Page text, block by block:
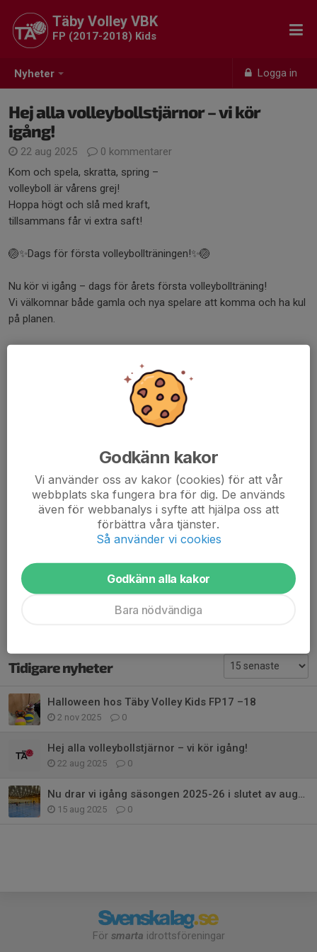
Nyheter Logga in
Täby Volley VBK
FP (2017-2018) Kids
Hej alla volleybollstjärnor – vi kör
igång!
22 aug 2025
0 kommentarer
Kom och spela, skratta, spring –
volleyboll är vårens grej!
Hoppa högt och slå med kraft,
tillsammans får vi extra saft!
🏐✨Dags för första volleybollträningen!✨🏐
Nu kör vi igång – dags för årets första volleybollträning!
Vi välkomnar både gamla och nya spelare att komma och ha kul
på planen.
👉 lära dig roliga tricks och slag,
👉 träffa kompisar – både nya och gamla,
Ingen erfarenhet behövs – ta bara med dig bra energi, ett leende
och bekväma sportskor. Resten fixar vi tillsammans! 💪😃
📅 När? 24 augusti kl 9:00
📍 Var? Skarpäng Bollhall B
Kom och känn glädjen på planen – volleybollen väntar på just
dig! 🏐🔥
Dela nyhet
Tidigare nyheter
Halloween hos Täby Volley Kids FP17 –18
2 nov 2025 0
Hej alla volleybollstjärnor – vi kör igång!
22 aug 2025 0
Nu drar vi igång säsongen 2025-26 i slutet av augusti.
15 aug 2025 0
För smarta idrottsföreningar
Godkänn kakor
Vi använder oss av kakor (cookies) för att vår
webbplats ska fungera bra för dig. De används
även för webbanalys i syfte att hjälpa oss att
förbättra våra tjänster.
Så använder vi cookies
Godkänn alla kakor
Bara nödvändiga